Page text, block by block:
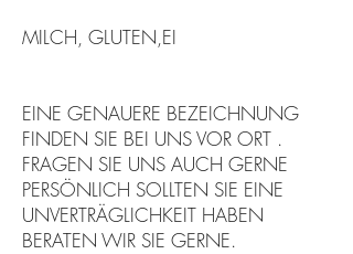
MILCH, GLUTEN,EI
EINE GENAUERE BEZEICHNUNG
FINDEN SIE BEI UNS VOR ORT .
FRAGEN SIE UNS AUCH GERNE
PERSÖNLICH SOLLTEN SIE EINE
UNVERTRÄGLICHKEIT HABEN
BERATEN WIR SIE GERNE.